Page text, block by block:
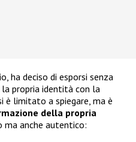
ha deciso di esporsi senza
propria identità con la
è limitato a spiegare, ma è
della propria
ma anche autentico: